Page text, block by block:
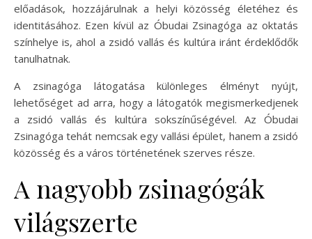
előadások, hozzájárulnak a helyi közösség életéhez és
identitásához. Ezen kívül az Óbudai Zsinagóga az oktatás
színhelye is, ahol a zsidó vallás és kultúra iránt érdeklődők
tanulhatnak.
A zsinagóga látogatása különleges élményt nyújt,
lehetőséget ad arra, hogy a látogatók megismerkedjenek
a zsidó vallás és kultúra sokszínűségével. Az Óbudai
Zsinagóga tehát nemcsak egy vallási épület, hanem a zsidó
közösség és a város történetének szerves része.
A nagyobb zsinagógák
világszerte